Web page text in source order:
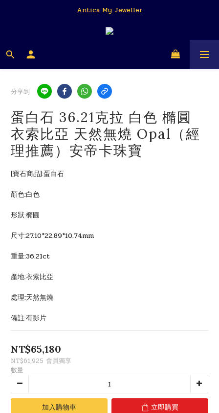
Antica My Jeweller
Antica My Jeweller
安帝卡 我的珠寶商
分享到
蛋白石 36.21克拉 白色 橢圓
衣索比亞 天然無燒 Opal（經
理推薦）安帝卡珠寶
[寶石商品]:蛋白石
顏色:白色
形狀:橢圓
尺寸:27.10*22.89*10.74mm
重量:36.21ct
產地:衣索比亞
處理:天然無燒
備註:有影片
NT$65,180
NT$61,925 會員獨享
數量
加入購物車 立即購買